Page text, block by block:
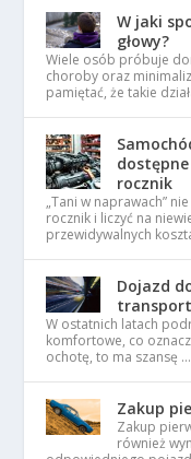
W jaki
głowy?
Wiele osób próbuje
choroby oraz
pamiętać, że takie
rocznik
„Tani w naprawach”
rocznik i liczyć na
przewidywalnych
Dojazd
W ostatnich latach
komfortowe, co
ochotę, to ma szansę …
Zakup
Zakup
również